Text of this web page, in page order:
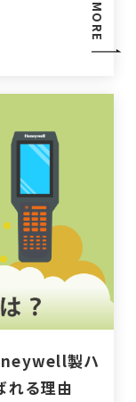
MORE
製ハ
れる理由